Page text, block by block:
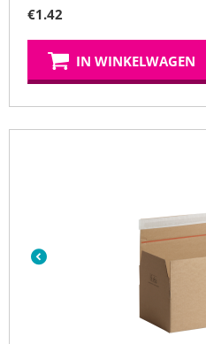
€1.42
IN WINKELWAGEN